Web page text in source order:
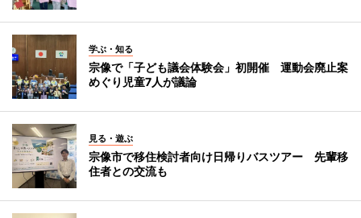
学ぶ・知る
宗像で「子ども議会体験会」初開催 運動会廃止案
めぐり児童7人が議論
見る・遊ぶ
宗像市で移住検討者向け日帰りバスツアー 先輩移
住者との交流も